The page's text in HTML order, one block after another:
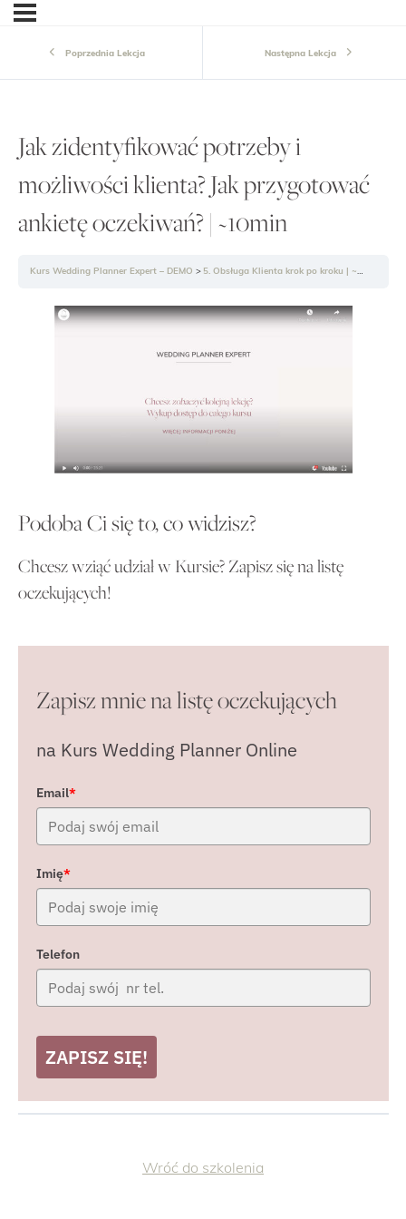
Poprzednia Lekcja Następna Lekcja
Jak zidentyfikować potrzeby i
możliwości klienta? Jak przygotować
ankietę oczekiwań? | ~10min
Kurs Wedding Planner Expert – DEMO 5. Obsługa Klienta krok po kroku | ~4g43min
Podoba Ci się to, co widzisz?
Chcesz wziąć udział w Kursie? Zapisz się na listę
oczekujących!
Zapisz mnie na listę oczekujących
na Kurs Wedding Planner Online
Email*
Imię*
Telefon
ZAPISZ SIĘ!
Wróć do szkolenia